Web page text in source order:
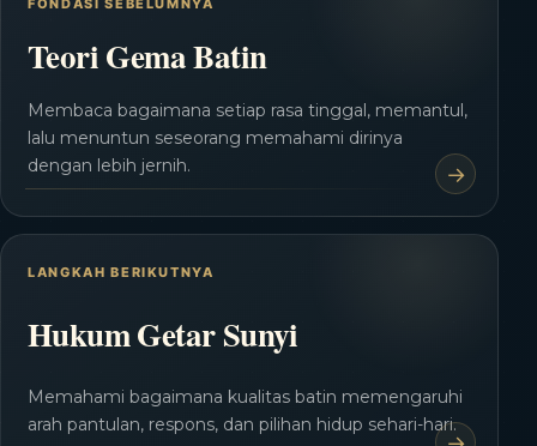
FONDASI SEBELUMNYA
Teori Gema Batin
Membaca bagaimana setiap rasa tinggal, memantul,
lalu menuntun seseorang memahami dirinya
dengan lebih jernih.
LANGKAH BERIKUTNYA
Hukum Getar Sunyi
Memahami bagaimana kualitas batin memengaruhi
arah pantulan, respons, dan pilihan hidup sehari-hari.